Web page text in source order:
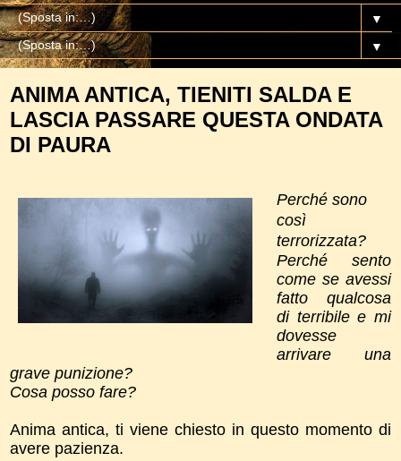
▼
▼
ANIMA ANTICA, TIENITI SALDA E
LASCIA PASSARE QUESTA ONDATA
DI PAURA
Perché sono
così
terrorizzata?
Perché sento
come se avessi
fatto qualcosa
di terribile e mi
dovesse
arrivare una
grave punizione?
Cosa posso fare?
Anima antica, ti viene chiesto in questo momento di
avere pazienza.